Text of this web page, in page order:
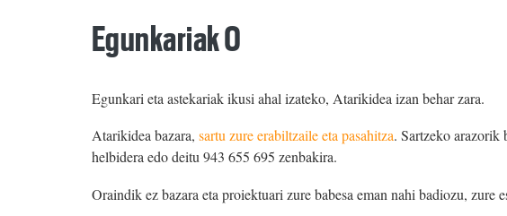
Egunkariak 0
Egunkari eta astekariak ikusi ahal izateko, Atarikidea izan behar zara.
Atarikidea bazara, sartu zure erabiltzaile eta pasahitza. Sartzeko arazorik
helbidera edo deitu 943 655 695 zenbakira.
Oraindik ez bazara eta proiektuari zure babesa eman nahi badiozu, zure